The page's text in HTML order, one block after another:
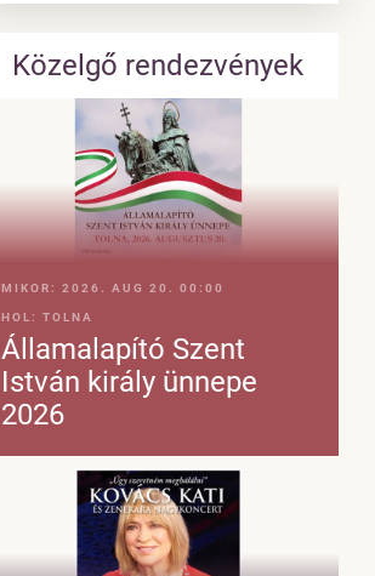
Közelgő rendezvények
MIKOR: 2026. AUG 20. 00:00
HOL: TOLNA
Államalapító Szent
István király ünnepe
2026